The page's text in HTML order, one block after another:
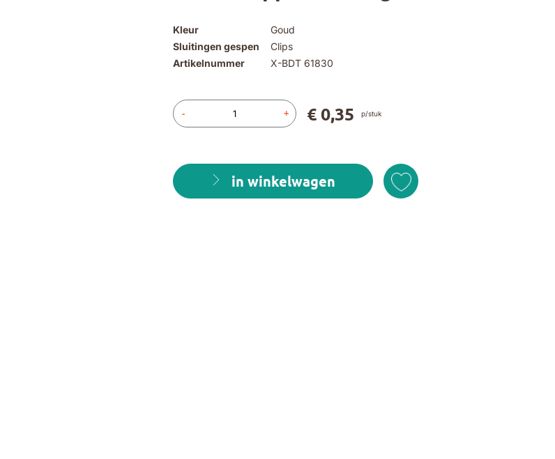
Kleur
Goud
Sluitingen gespen
Clips
Artikelnummer
X-BDT 61830
- +
in winkelwagen
€ 0,35 p/stuk